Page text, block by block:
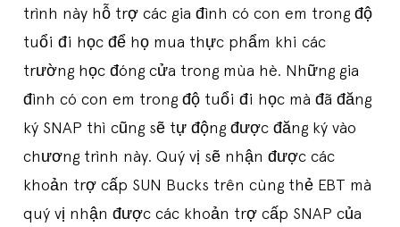
trình này hỗ trợ các gia đình có con em trong độ
tuổi đi học để họ mua thực phẩm khi các
trường học đóng cửa trong mùa hè. Những gia
đình có con em trong độ tuổi đi học mà đã đăng
ký SNAP thì cũng sẽ tự động được đăng ký vào
chương trình này. Quý vị sẽ nhận được các
khoản trợ cấp SUN Bucks trên cùng thẻ EBT mà
quý vị nhận được các khoản trợ cấp SNAP của